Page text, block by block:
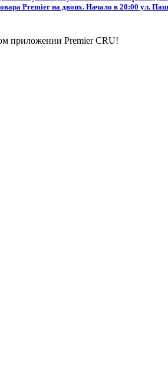
Premier на двоих. Начало в 20:00 ул.
приложении Premier CRU!